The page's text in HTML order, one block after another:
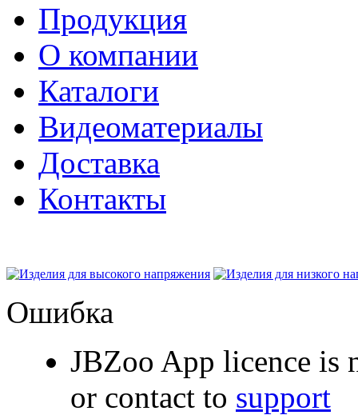
Продукция
О компании
Каталоги
Видеоматериалы
Доставка
Контакты
Ошибка
JBZoo App licence is
or contact to support